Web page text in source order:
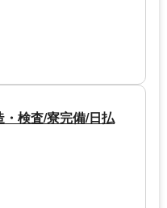
検査/寮完備/日払